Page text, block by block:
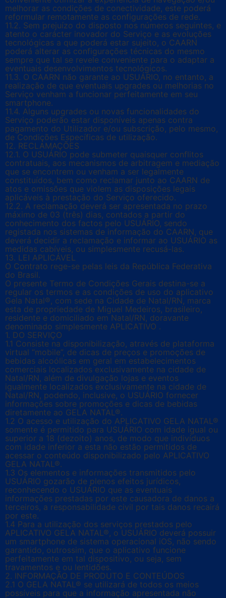
melhorar as condições de conectividade, este poderá
reformular remotamente as configurações de rede.
11.2. Sem prejuízo do disposto nos números seguintes, e
atento o carácter inovador do Serviço e as evoluções
tecnológicas a que poderá estar sujeito, o CAARN
poderá alterar as configurações técnicas do mesmo
sempre que tal se revele conveniente para o adaptar a
eventuais desenvolvimentos tecnológicos.
11.3. O CAARN não garante ao USUÁRIO, no entanto, a
realização de que eventuais upgrades ou melhorias no
Serviço venham a funcionar perfeitamente em seu
smartphone.
11.4. Alguns upgrades ou novas funcionalidades do
Serviço poderão estar disponíveis apenas contra
pagamento do Utilizador e/ou subscrição, pelo mesmo,
de Condições Específicas de utilização.
12. RECLAMAÇÕES
12.1. O USUÁRIO pode submeter quaisquer conflitos
contratuais, aos mecanismos de arbitragem e mediação
que se encontrem ou venham a ser legalmente
constituídos, bem como reclamar junto ao CAARN de
atos e omissões que violem as disposições legais
aplicáveis à prestação do Serviço oferecido.
12.2. A reclamação deverá ser apresentada no prazo
máximo de 03 (três) dias, contados a partir do
conhecimento dos factos pelo USUÁRIO, sendo
registada nos sistemas de informação do CAARN, que
deverá decidir a reclamação e informar ao USUÁRIO as
medidas cabíveis, ou simplesmente recusá-las.
13. LEI APLICÁVEL
O Contrato rege-se pelas leis da República Federativa
do Brasil.
O presente Termo de Condições Gerais destina-se a
regular os termos e as condições de uso do aplicativo
Gela Natal®, com sede na Cidade de Natal/RN, marca
esta de propriedade de Miguel Medeiros, brasileiro,
residente e domiciliado em Natal/RN, doravante
denominado simplesmente APLICATIVO .
1. DO SERVIÇO
1.1 Consiste na disponibilização, através de plataforma
virtual “mobile”, de dicas de preços e promoções de
bebidas alcoólicas em geral em estabelecimentos
comerciais localizados exclusivamente na cidade de
Natal/RN, além de divulgação lojas e eventos
igualmente localizados exclusivamente na cidade de
Natal/RN, podendo, inclusive, o USUÁRIO fornecer
informações sobre promoções e dicas de bebidas
diretamente ao GELA NATAL®.
1.2 O acesso e utilização do APLICATIVO GELA NATAL®
somente é permitido para USUÁRIO com idade igual ou
superior a 18 (dezoito) anos, de modo que indivíduos
com idade inferior a esta não estão permitidos de
acessar o conteúdo disponibilizado pelo APLICATIVO
GELA NATAL®.
1.3 Os elementos e informações transmitidos pelo
USUÁRIO gozarão de plenos efeitos jurídicos,
reconhecendo o USUÁRIO que as eventuais
informações prestadas por este causadora de danos a
terceiros, a responsabilidade civil por tais danos recairá
por este.
1.4 Para a utilização dos serviços prestados pelo
APLICATIVO GELA NATAL®, o USUÁRIO deverá possuir
um smartphone de sistema operacional iOS, não sendo
garantido, outrossim, que o aplicativo funcione
perfeitamente em tal dispositivo, ou seja, sem
travamentos e ou lentidões.
2. INFORMAÇÃO DE PRODUTO E CONTEÚDOS
2.1 O GELA NATAL® se utilizará de todos os meios
possíveis para que a informação apresentada não